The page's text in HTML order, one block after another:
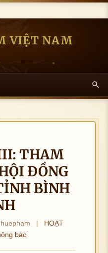
VIỆT NAM
THAM
ĐỒNG
BÌNH
|
HOẠT
báo